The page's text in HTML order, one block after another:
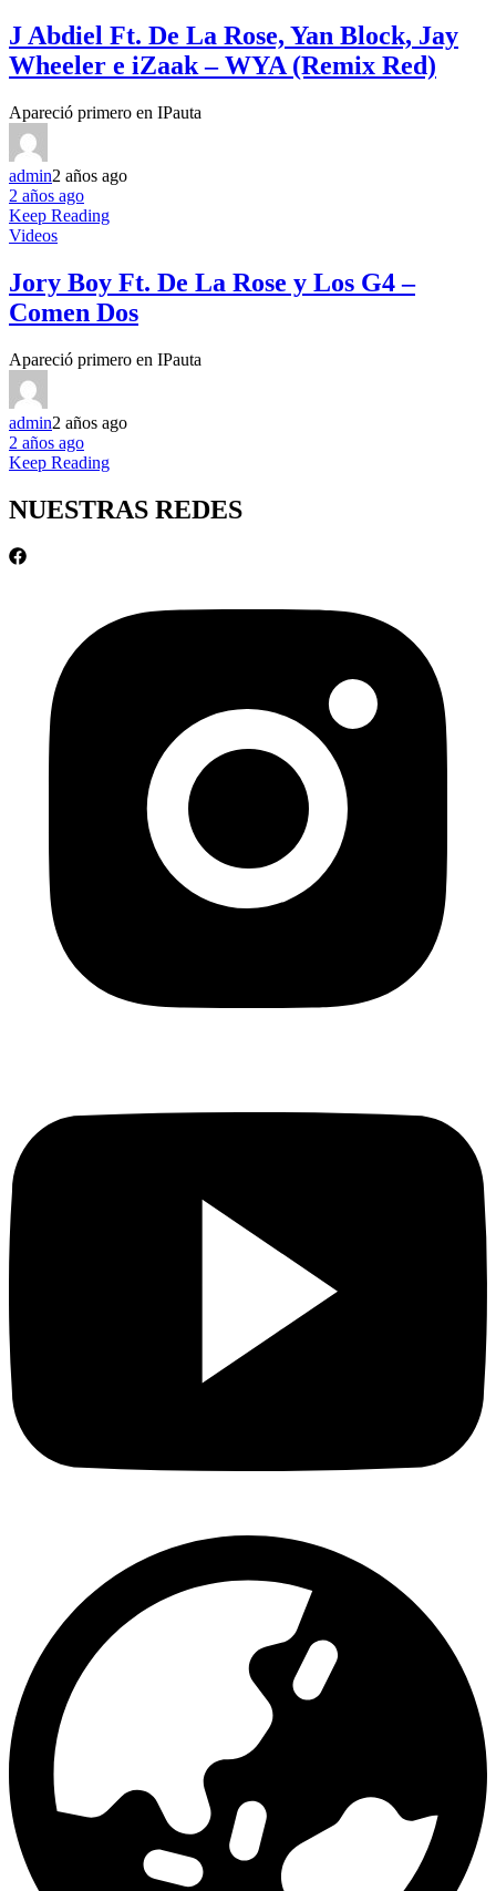
J Abdiel Ft. De La Rose, Yan Block, Jay
Wheeler e iZaak – WYA (Remix Red)
Apareció primero en IPauta
admin2 años ago
2 años ago
Keep Reading
Videos
Jory Boy Ft. De La Rose y Los G4 –
Comen Dos
Apareció primero en IPauta
admin2 años ago
2 años ago
Keep Reading
NUESTRAS REDES